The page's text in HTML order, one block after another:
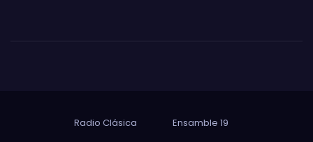
Radio Clásica Ensamble 19